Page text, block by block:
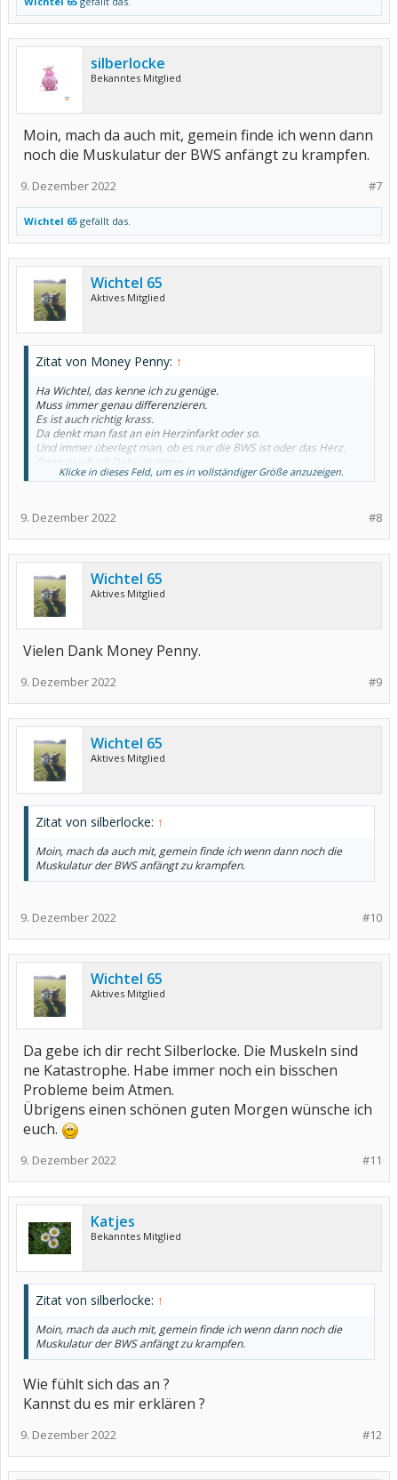
silberlocke
Bekanntes Mitglied
Moin, mach da auch mit, gemein finde ich wenn dann
noch die Muskulatur der BWS anfängt zu krampfen.
#7
9. Dezember 2022
Wichtel 65 gefällt das.
Wichtel 65
Aktives Mitglied
Zitat von Money Penny: ↑
Ha Wichtel, das kenne ich zu genüge.
Muss immer genau differenzieren.
Es ist auch richtig krass.
Da denkt man fast an ein Herzinfarkt oder so.
Und immer überlegt man, ob es nur die BWS ist oder das Herz.
Dann mach ich Dehnübungen.
Hängenlassen nach vorn.
Gute Besserung wünsch ich dir.
Klicke in dieses Feld, um es in vollständiger Größe anzuzeigen.
#8
9. Dezember 2022
Wichtel 65
Aktives Mitglied
Vielen Dank Money Penny.
#9
9. Dezember 2022
Wichtel 65
Aktives Mitglied
Zitat von silberlocke: ↑
Moin, mach da auch mit, gemein finde ich wenn dann noch die
Muskulatur der BWS anfängt zu krampfen.
#10
9. Dezember 2022
Wichtel 65
Aktives Mitglied
Da gebe ich dir recht Silberlocke. Die Muskeln sind
ne Katastrophe. Habe immer noch ein bisschen
Probleme beim Atmen.
Übrigens einen schönen guten Morgen wünsche ich
euch.
#11
9. Dezember 2022
Katjes
Bekanntes Mitglied
Zitat von silberlocke: ↑
Moin, mach da auch mit, gemein finde ich wenn dann noch die
Muskulatur der BWS anfängt zu krampfen.
Wie fühlt sich das an ?
Kannst du es mir erklären ?
#12
9. Dezember 2022